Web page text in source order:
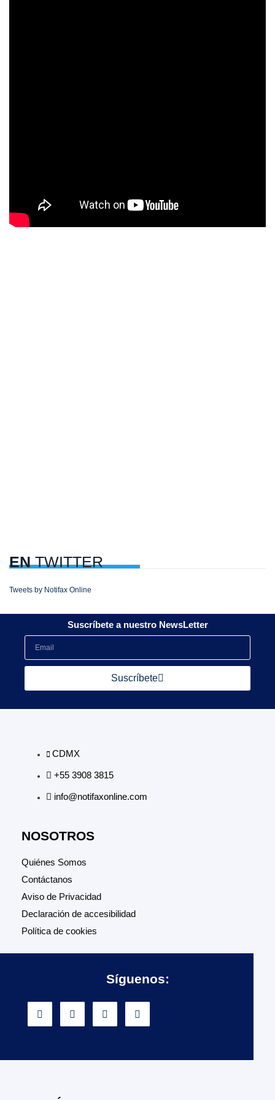
ENTWITTER
Tweets by Notifax Online
Suscríbete a nuestro NewsLetter
Suscríbete
CDMX
+55 3908 3815
info@notifaxonline.com
NOSOTROS
Quiénes Somos
Contáctanos
Aviso de Privacidad
Declaración de accesibilidad
Política de cookies
Síguenos: